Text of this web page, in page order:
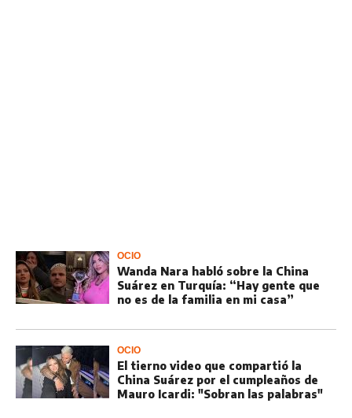
OCIO
Wanda Nara habló sobre la China
Suárez en Turquía: “Hay gente que
no es de la familia en mi casa”
OCIO
El tierno video que compartió la
China Suárez por el cumpleaños de
Mauro Icardi: "Sobran las palabras"